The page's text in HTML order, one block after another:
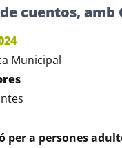
cuentos, amb
Municipal
per a persones